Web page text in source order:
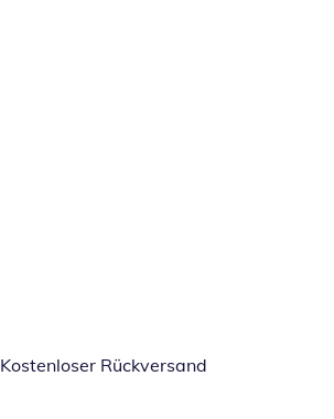
Kostenloser Rückversand